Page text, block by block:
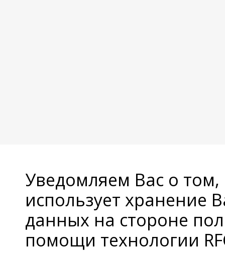
Уведомляем Вас о
использует хранение
данных на стороне
помощи технологии